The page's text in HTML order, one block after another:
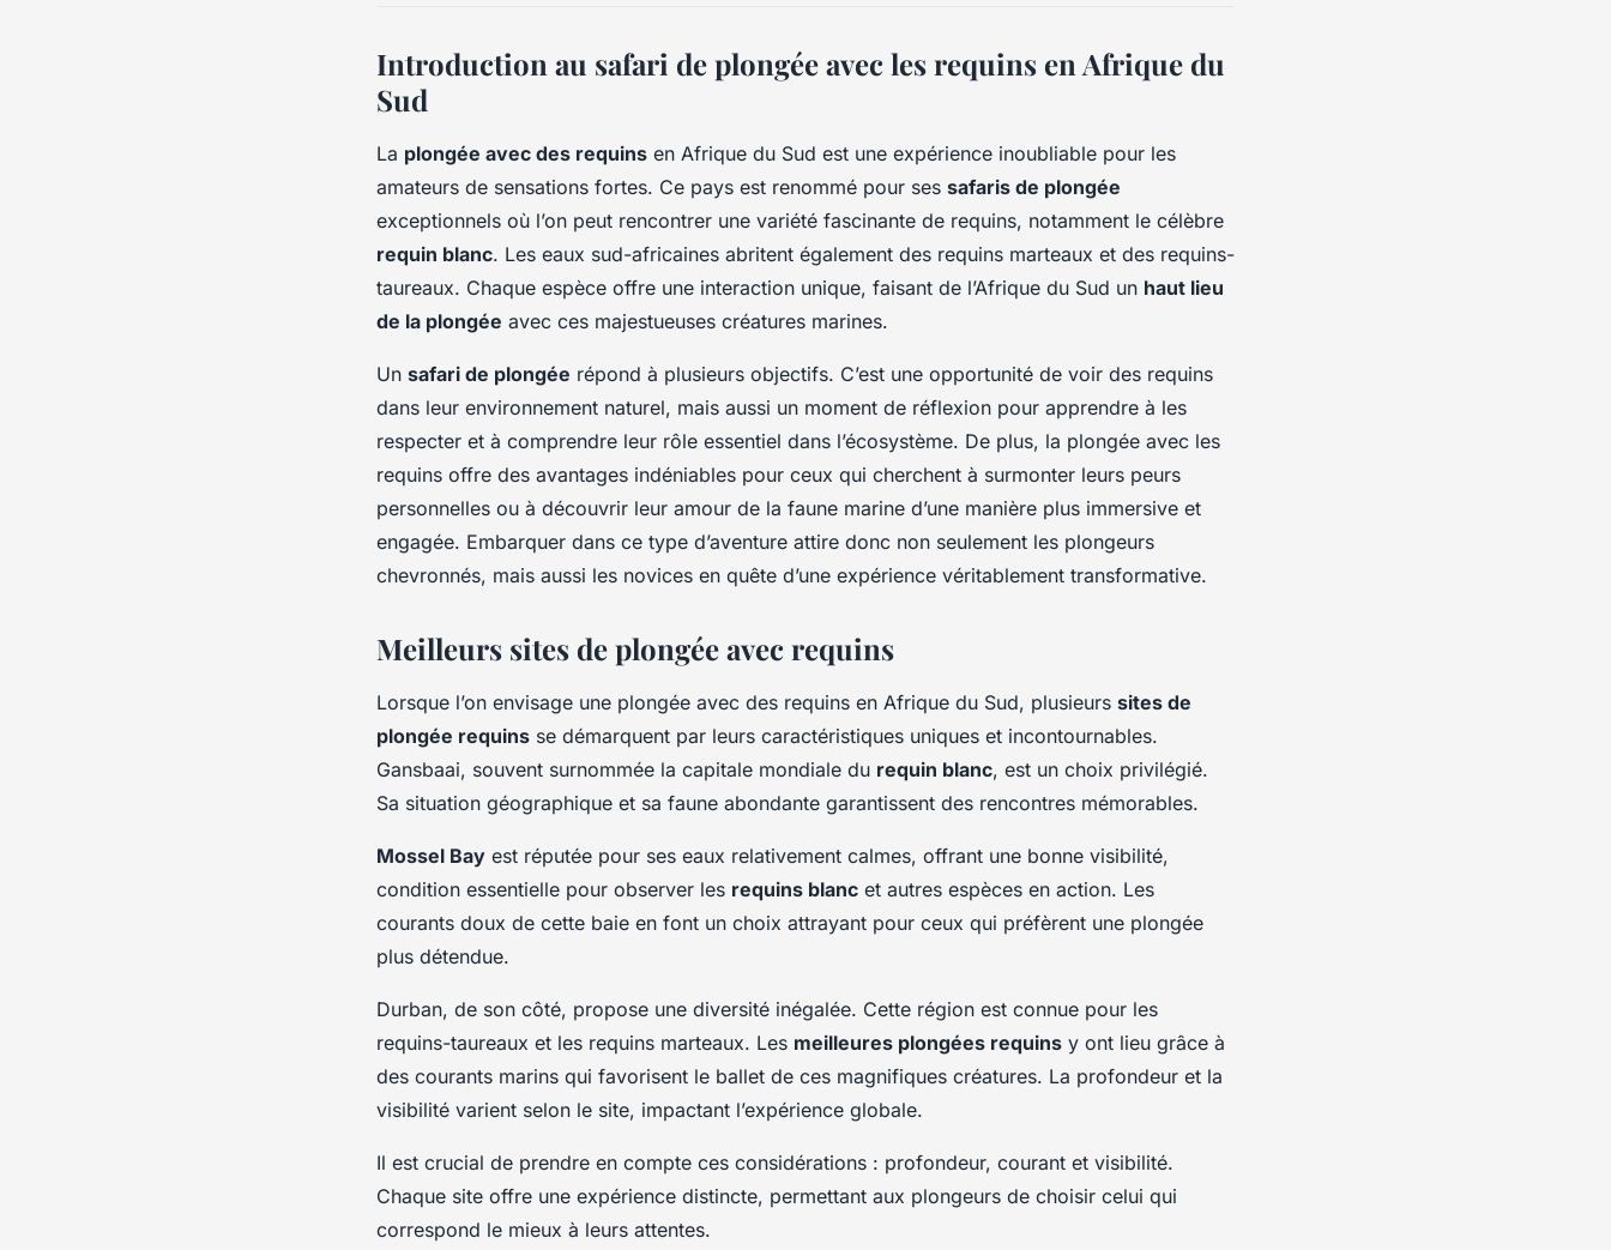
Introduction au safari de plongée avec les requins en Afrique du
Sud
La plongée avec des requins en Afrique du Sud est une expérience inoubliable pour les
amateurs de sensations fortes. Ce pays est renommé pour ses safaris de plongée
exceptionnels où l’on peut rencontrer une variété fascinante de requins, notamment le célèbre
requin blanc. Les eaux sud-africaines abritent également des requins marteaux et des requins-
taureaux. Chaque espèce offre une interaction unique, faisant de l’Afrique du Sud un haut lieu
de la plongée avec ces majestueuses créatures marines.
Un safari de plongée répond à plusieurs objectifs. C’est une opportunité de voir des requins
dans leur environnement naturel, mais aussi un moment de réflexion pour apprendre à les
respecter et à comprendre leur rôle essentiel dans l’écosystème. De plus, la plongée avec les
requins offre des avantages indéniables pour ceux qui cherchent à surmonter leurs peurs
personnelles ou à découvrir leur amour de la faune marine d’une manière plus immersive et
engagée. Embarquer dans ce type d’aventure attire donc non seulement les plongeurs
chevronnés, mais aussi les novices en quête d’une expérience véritablement transformative.
Meilleurs sites de plongée avec requins
Lorsque l’on envisage une plongée avec des requins en Afrique du Sud, plusieurs sites de
plongée requins se démarquent par leurs caractéristiques uniques et incontournables.
Gansbaai, souvent surnommée la capitale mondiale du requin blanc, est un choix privilégié.
Sa situation géographique et sa faune abondante garantissent des rencontres mémorables.
Mossel Bay est réputée pour ses eaux relativement calmes, offrant une bonne visibilité,
condition essentielle pour observer les requins blanc et autres espèces en action. Les
courants doux de cette baie en font un choix attrayant pour ceux qui préfèrent une plongée
plus détendue.
Durban, de son côté, propose une diversité inégalée. Cette région est connue pour les
requins-taureaux et les requins marteaux. Les meilleures plongées requins y ont lieu grâce à
des courants marins qui favorisent le ballet de ces magnifiques créatures. La profondeur et la
visibilité varient selon le site, impactant l’expérience globale.
Il est crucial de prendre en compte ces considérations : profondeur, courant et visibilité.
Chaque site offre une expérience distincte, permettant aux plongeurs de choisir celui qui
correspond le mieux à leurs attentes.